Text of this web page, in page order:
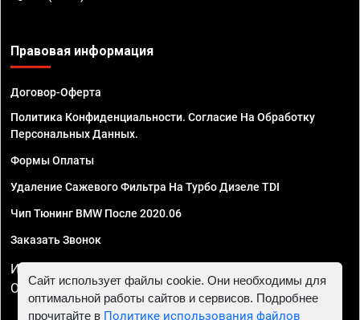
Правовая информация
Договор-Оферта
Политика Конфиденциальности. Согласие На Обработку
Персональных Данных.
Формы Оплаты
Удаление Сажевого Фильтра На Турбо Дизеле TDI
Чип Тюнинг BMW После 2020.06
Заказать Звонок
ИП Смирнов Георгий Павлович. ИНН 781302555843,
ОГРНИП 324470400032610
Сайт использует файлы cookie. Они необходимы для
оптимальной работы сайтов и сервисов. Подробнее
прочитайте в Политике использования файлов